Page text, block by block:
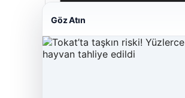
Göz Atın